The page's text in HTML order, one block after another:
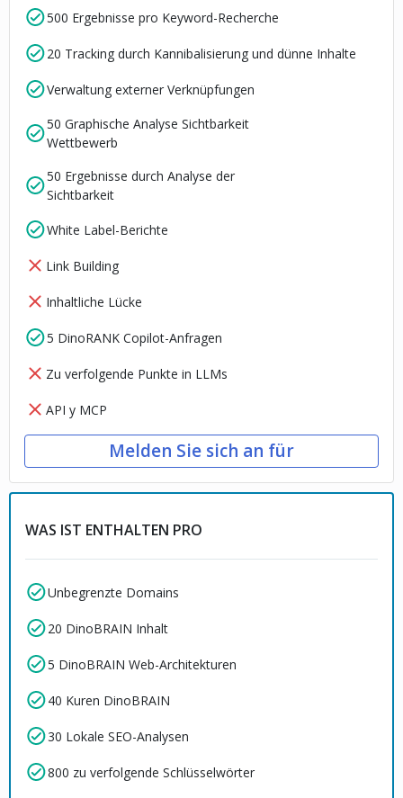
500 Ergebnisse pro Keyword-Recherche
20 Tracking durch Kannibalisierung und dünne Inhalte
Verwaltung externer Verknüpfungen
50 Graphische Analyse Sichtbarkeit
Wettbewerb
50 Ergebnisse durch Analyse der
Sichtbarkeit
White Label-Berichte
Link Building
Inhaltliche Lücke
5 DinoRANK Copilot-Anfragen
Zu verfolgende Punkte in LLMs
API y MCP
Melden Sie sich an für
WAS IST ENTHALTEN PRO
Unbegrenzte Domains
20 DinoBRAIN Inhalt
5 DinoBRAIN Web-Architekturen
40 Kuren DinoBRAIN
30 Lokale SEO-Analysen
800 zu verfolgende Schlüsselwörter